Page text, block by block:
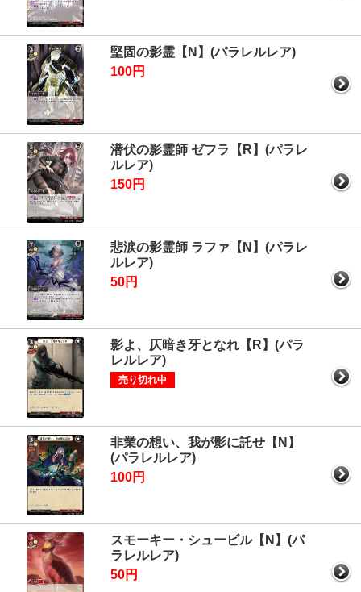
堅固の影霊【N】(パラレルレア)
100円
潜伏の影霊師 ゼフラ【R】(パラレ
ルレア)
150円
悲涙の影霊師 ラファ【N】(パラレ
ルレア)
50円
影よ、仄暗き牙となれ【R】(パラ
レルレア)
売り切れ中
非業の想い、我が影に託せ【N】
(パラレルレア)
100円
スモーキー・シュービル【N】(パ
ラレルレア)
50円